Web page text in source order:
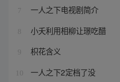
7 一人之下电视剧简介
8 小夭利用相柳让璟吃醋
9 枳花含义
10 一人之下2定档了没